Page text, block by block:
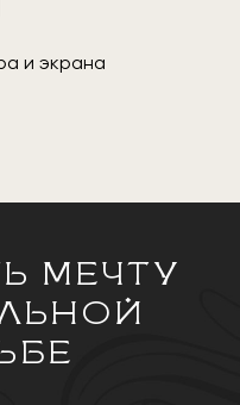
и экрана
МЕЧТУ